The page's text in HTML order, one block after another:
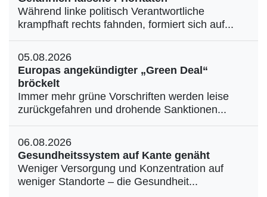
Während linke politisch Verantwortliche
krampfhaft rechts fahnden, formiert sich auf...
05.08.2026
Europas angekündigter „Green Deal“
bröckelt
Immer mehr grüne Vorschriften werden leise
zurückgefahren und drohende Sanktionen...
06.08.2026
Gesundheitssystem auf Kante genäht
Weniger Versorgung und Konzentration auf
weniger Standorte – die Gesundheit...